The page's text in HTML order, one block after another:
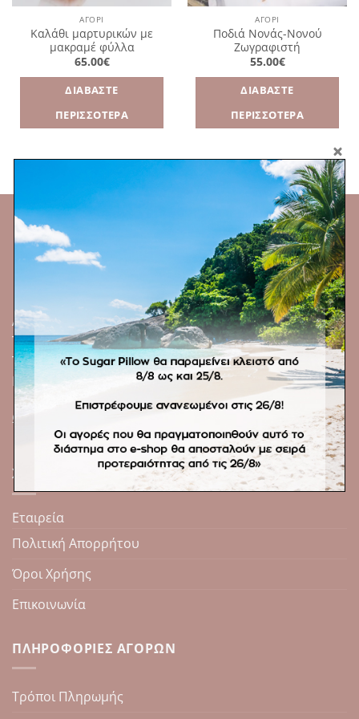
ΑΓΌΡΙ
Καλάθι μαρτυρικών με
μακραμέ φύλλα
65.00€
ΔΙΑΒΆΣΤΕ
ΠΕΡΙΣΣΌΤΕΡΑ
ΑΓΌΡΙ
Ποδιά Νονάς-Νονού
Ζωγραφιστή
55.00€
ΔΙΑΒΆΣΤΕ
ΠΕΡΙΣΣΌΤΕΡΑ
Αναξαγόρα 18, Νέα Ερυθραία
Τ.Κ. 14671
Tηλ.: +30 211 4123650, +30 6984359442
Email: sales@sugarpillow.gr
Ωράριο λειτουργίας: ΚΑΤΟΠΙΝ ΡΑΝΤΕΒΟΥ
ΧΡΉΣΙΜΑ
Εταιρεία
Πολιτική Απορρήτου
Όροι Χρήσης
Επικοινωνία
ΠΛΗΡΟΦΟΡΊΕΣ ΑΓΟΡΏΝ
Τρόποι Πληρωμής